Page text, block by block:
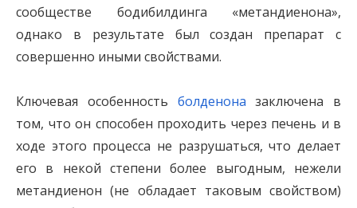
сообществе бодибилдинга «метандиенона»,
однако в результате был создан препарат с
совершенно иными свойствами.
Ключевая особенность болденона заключена в
том, что он способен проходить через печень и в
ходе этого процесса не разрушаться, что делает
его в некой степени более выгодным, нежели
метандиенон (не обладает таковым свойством)